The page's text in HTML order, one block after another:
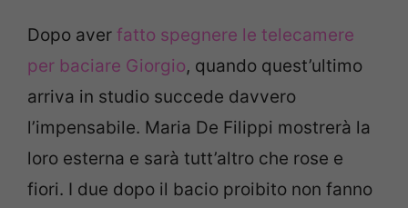
Dopo aver fatto spegnere le telecamere
per baciare Giorgio, quando quest’ultimo
arriva in studio succede davvero
l’impensabile. Maria De Filippi mostrerà la
loro esterna e sarà tutt’altro che rose e
fiori. I due dopo il bacio proibito non fanno